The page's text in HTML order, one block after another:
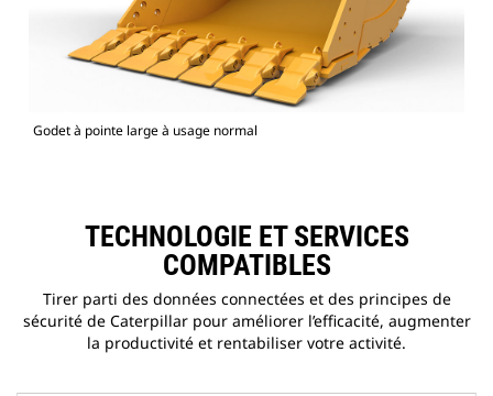
Godet à pointe large à usage normal
TECHNOLOGIE ET SERVICES
COMPATIBLES
Tirer parti des données connectées et des principes de
sécurité de Caterpillar pour améliorer l’efficacité, augmenter
la productivité et rentabiliser votre activité.